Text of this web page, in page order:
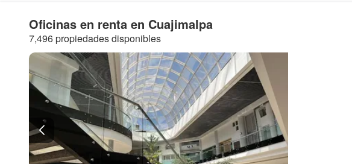
Oficinas en renta en Cuajimalpa
7,496 propiedades disponibles